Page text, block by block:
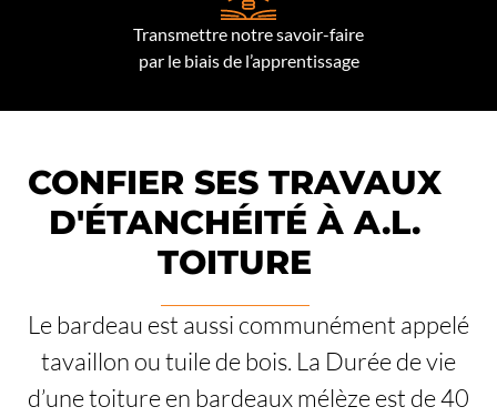
Transmettre notre savoir-faire
par le biais de l’apprentissage
CONFIER SES TRAVAUX
D'ÉTANCHÉITÉ À A.L.
TOITURE
Le bardeau est aussi communément appelé
tavaillon ou tuile de bois. La Durée de vie
d’une toiture en bardeaux mélèze est de 40